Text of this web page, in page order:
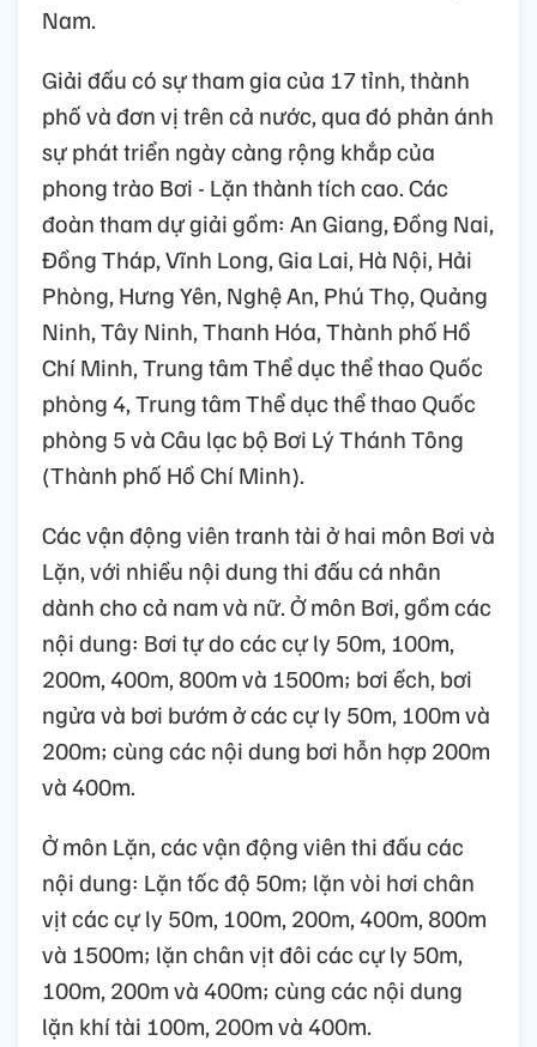
Nam.
Giải đấu có sự tham gia của 17 tỉnh, thành
phố và đơn vị trên cả nước, qua đó phản ánh
sự phát triển ngày càng rộng khắp của
phong trào Bơi - Lặn thành tích cao. Các
đoàn tham dự giải gồm: An Giang, Đồng Nai,
Đồng Tháp, Vĩnh Long, Gia Lai, Hà Nội, Hải
Phòng, Hưng Yên, Nghệ An, Phú Thọ, Quảng
Ninh, Tây Ninh, Thanh Hóa, Thành phố Hồ
Chí Minh, Trung tâm Thể dục thể thao Quốc
phòng 4, Trung tâm Thể dục thể thao Quốc
phòng 5 và Câu lạc bộ Bơi Lý Thánh Tông
(Thành phố Hồ Chí Minh).
Các vận động viên tranh tài ở hai môn Bơi và
Lặn, với nhiều nội dung thi đấu cá nhân
dành cho cả nam và nữ. Ở môn Bơi, gồm các
nội dung: Bơi tự do các cự ly 50m, 100m,
200m, 400m, 800m và 1500m; bơi ếch, bơi
ngửa và bơi bướm ở các cự ly 50m, 100m và
200m; cùng các nội dung bơi hỗn hợp 200m
và 400m.
Ở môn Lặn, các vận động viên thi đấu các
nội dung: Lặn tốc độ 50m; lặn vòi hơi chân
vịt các cự ly 50m, 100m, 200m, 400m, 800m
và 1500m; lặn chân vịt đôi các cự ly 50m,
100m, 200m và 400m; cùng các nội dung
lặn khí tài 100m, 200m và 400m.